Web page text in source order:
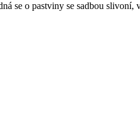
se o pastviny se sadbou